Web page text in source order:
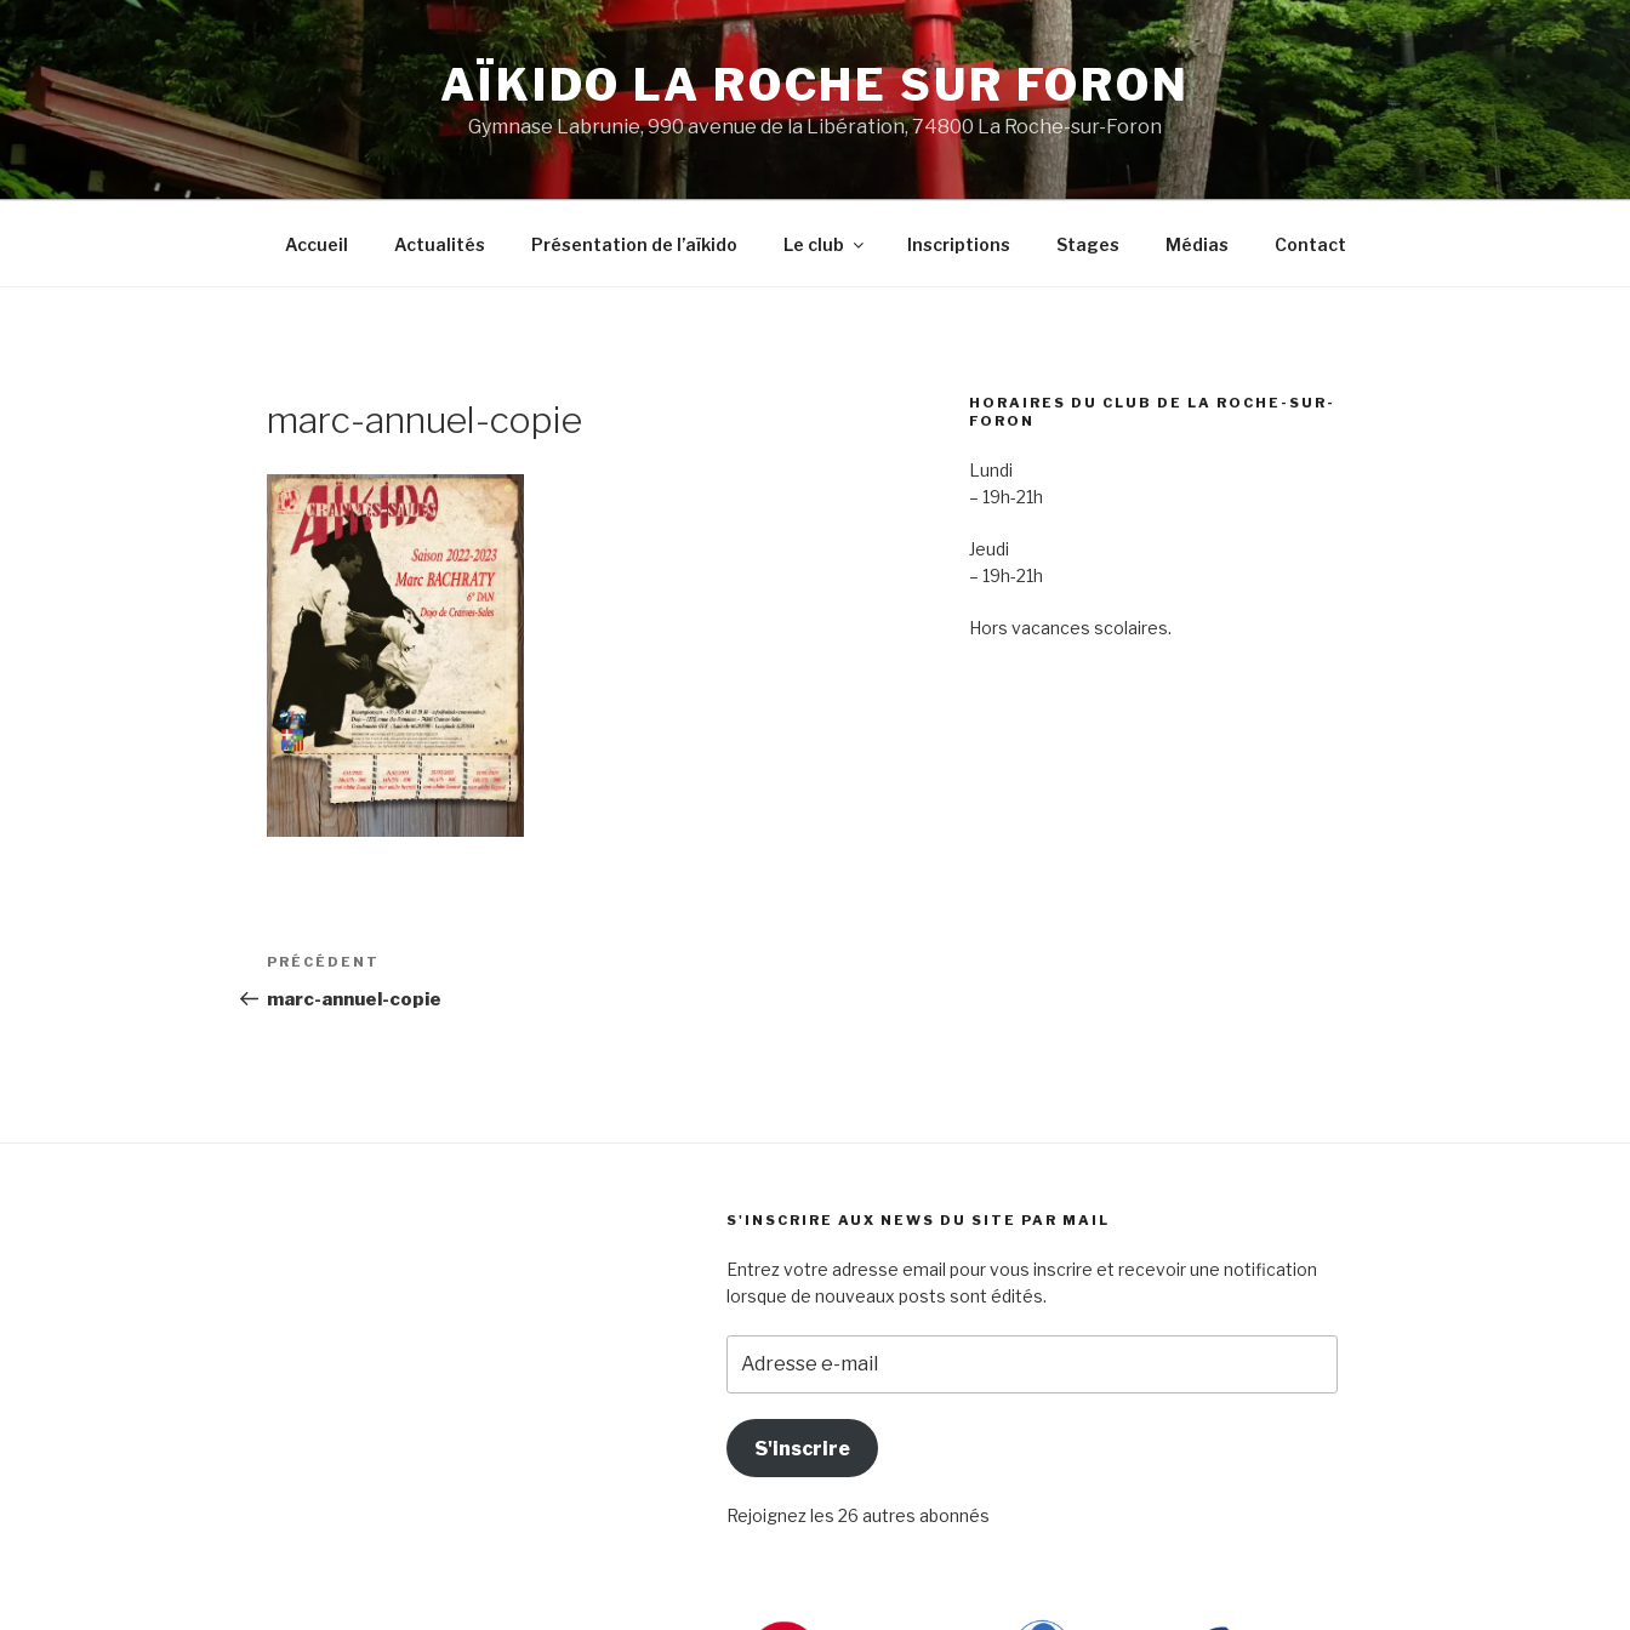
Aller
au
contenu
principal
AÏKIDO LA ROCHE SUR FORON
Gymnase Labrunie, 990 avenue de la Libération, 74800 La Roche-sur-Foron
Accueil Actualités Présentation de l’aïkido Le club Inscriptions Stages Médias Contact
marc-annuel-copie
Navigation
de
Article
précédent
PRÉCÉDENT
marc-annuel-copie
HORAIRES DU CLUB DE LA ROCHE-SUR-
FORON
Lundi
– 19h-21h
Jeudi
– 19h-21h
Hors vacances scolaires.
S'INSCRIRE AUX NEWS DU SITE PAR MAIL
Entrez votre adresse email pour vous inscrire et recevoir une notification
lorsque de nouveaux posts sont édités.
e-
mail
S'inscrire
Rejoignez les 26 autres abonnés